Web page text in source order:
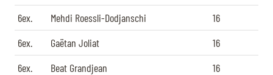
6ex.
Mehdi Roessli-Dodjanschi
16
6ex.
Gaëtan Joliat
16
6ex.
Beat Grandjean
16